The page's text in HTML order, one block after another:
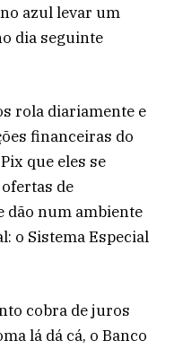
azul levar um
dia seguinte
rola diariamente e
financeiras do
que eles se
de
dão num ambiente
o Sistema Especial
cobra de juros
lá dá cá, o Banco